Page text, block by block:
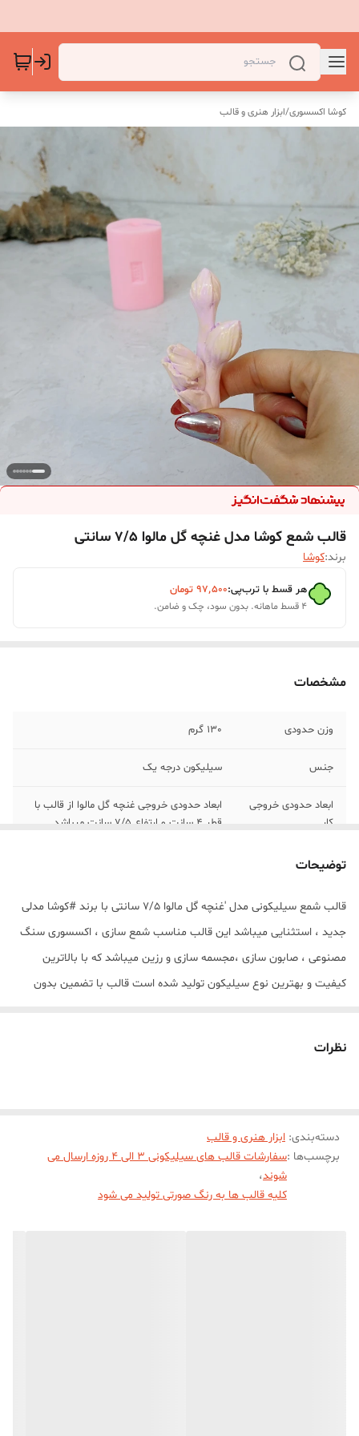
کوشا اکسسوری/ابزار هنری و قالب
قالب شمع کوشا مدل غنچه گل مالوا 7/5 سانتی
برند:کوشا
هر قسط با ترب‌پی:۹۷٬۵۰۰ تومان
۴ قسط ماهانه. بدون سود، چک و ضامن.
مشخصات
وزن حدودی 130 گرم
جنس سیلیکون درجه یک
ابعاد حدودی خروجی
کار
ابعاد حدودی خروجی غنچه گل مالوا از قالب با
قطر 4 سانت و ارتفاع 7/5 سانت میباشد .
توضیحات
قالب شمع سیلیکونی مدل 'غنچه گل مالوا 7/5 سانتی با برند #کوشا مدلی
جدید ، استثنایی میباشد این قالب مناسب شمع سازی ، اکسسوری سنگ
مصنوعی ، صابون سازی ،مجسمه سازی و رزین میباشد که با بالاترین
کیفیت و بهترین نوع سیلیکون تولید شده است قالب با تضمین بدون
نظرات
دسته‌بندی: ابزار هنری و قالب
برچسب‌ها :
سفارشات قالب های سیلیکونی 3 الی 4 روزه ارسال می
شوند،
کلیه قالب ها به رنگ صورتی تولید می شود